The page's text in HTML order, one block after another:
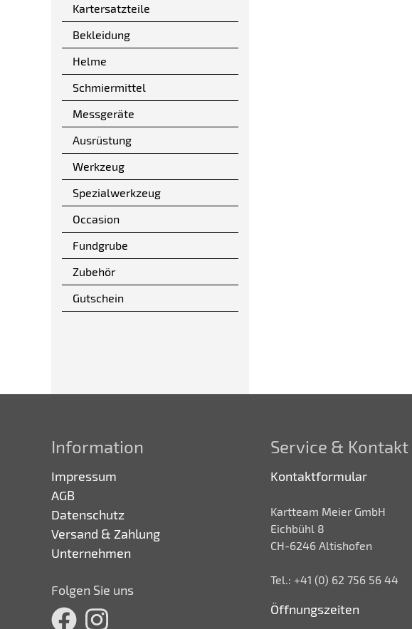
Kartersatzteile
Bekleidung
Helme
Schmiermittel
Messgeräte
Ausrüstung
Werkzeug
Spezialwerkzeug
Occasion
Fundgrube
Zubehör
Gutschein
Information
Impressum
AGB
Datenschutz
Versand & Zahlung
Unternehmen
Folgen Sie uns
Service & Kontakt
Kontaktformular
Kartteam Meier GmbH
Eichbühl 8
CH-6246 Altishofen
Tel.: +41 (0) 62 756 56 44
Öffnungszeiten